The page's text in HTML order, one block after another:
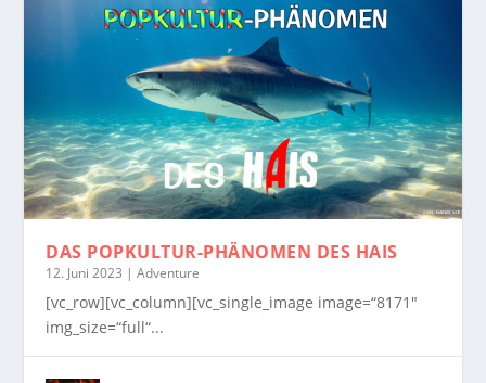
DAS POPKULTUR-PHÄNOMEN DES HAIS
12. Juni 2023 |Adventure
[vc_row][vc_column][vc_single_image image=“8171″
img_size=“full“...